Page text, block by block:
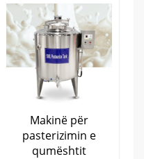
Makinë për
pasterizimin e
qumështit